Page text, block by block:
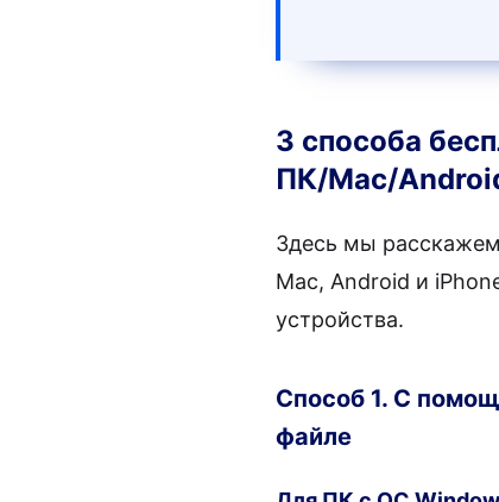
3 способа
ПК/Mac/
Здесь мы расскажем
Mac, Android и
устройства.
Способ 1. С
файле